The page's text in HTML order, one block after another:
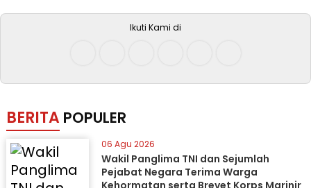
Ikuti Kami di
BERITA POPULER
06 Agu 2026
Wakil Panglima TNI dan Sejumlah
Pejabat Negara Terima Warga
Kehormatan serta Brevet Korps Marinir